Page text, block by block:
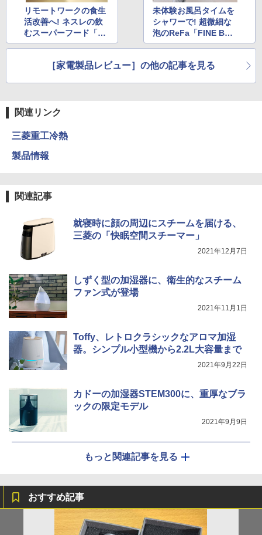
リモートワークの食生
活改善へ! ネスレの飲
むスーパーフード「ネ
スキーノ」を1カ月続
未体験お風呂タイムを
シャワーで! 超微細な
泡のReFa「FINE BUB
BLE S」が気持ちいい
［家電製品レビュー］の他の記事を見る
関連リンク
三菱重工冷熱
製品情報
関連記事
就寝時に顔の周辺にスチームを届ける、
三菱の「快眠空間スチーマー」
2021年12月7日
しずく型の加湿器に、衛生的なスチーム
ファン式が登場
2021年11月1日
Toffy、レトロクラシックなアロマ加湿
器。シンプル小型機から2.2L大容量まで
2021年9月22日
カドーの加湿器STEM300に、重厚なブラ
ックの限定モデル
2021年9月9日
もっと関連記事を見る
おすすめ記事